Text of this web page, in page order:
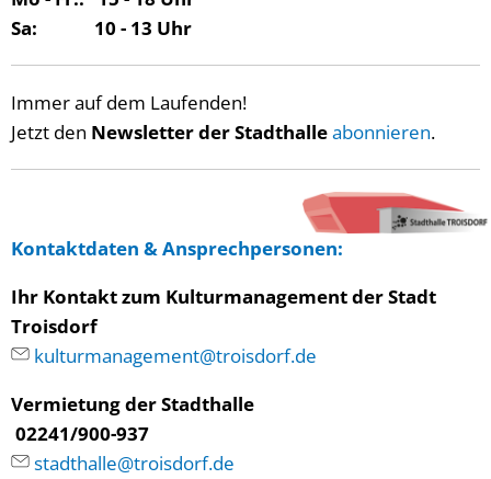
Sa: 10 - 13 Uhr
Immer auf dem Laufenden!
Jetzt den Newsletter der Stadthalleabonnieren.
Kontaktdaten &Ansprechpersonen:
Ihr Kontakt zum Kulturmanagement der Stadt
Troisdorf
kulturmanagement@troisdorf.de
Vermietung der Stadthalle
02241/900-937
stadthalle@troisdorf.de